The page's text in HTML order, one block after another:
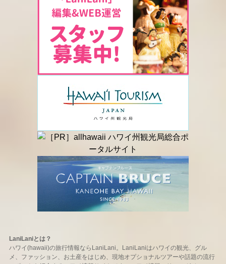
LaniLaniとは？
ハワイ(hawaii)の旅行情報ならLaniLani。LaniLaniはハワイの観光、グル
メ、ファッション、お土産をはじめ、現地オプショナルツアーや話題の流行